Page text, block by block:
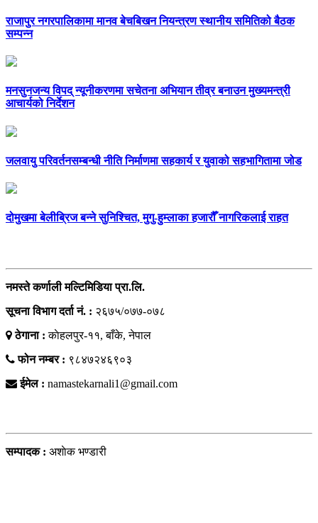
राजापुर नगरपालिकामा मानव बेचबिखन नियन्त्रण स्थानीय समितिको बैठक
सम्पन्न
मनसुनजन्य विपद् न्यूनीकरणमा सचेतना अभियान तीव्र बनाउन मुख्यमन्त्री
आचार्यको निर्देशन
जलवायु परिवर्तनसम्बन्धी नीति निर्माणमा सहकार्य र युवाको सहभागितामा जोड
दोमुखमा बेलीब्रिज बन्ने सुनिश्चित, मुगु-हुम्लाका हजारौँ नागरिकलाई राहत
नमस्ते कर्णाली मल्टिमिडिया प्रा.लि.
सूचना विभाग दर्ता नं. : २६७५/०७७-०७८
ठेगाना :काेहलपुर-११, बाँके, नेपाल
फोन नम्बर : ९८४७२४६९०३
ईमेल : namastekarnali1@gmail.com
सम्पादक : अशाेक भण्डारी